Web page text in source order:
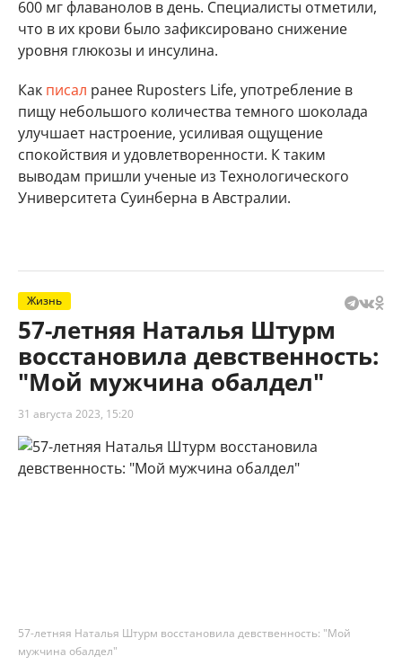
600 мг флаванолов в день. Специалисты отметили,
что в их крови было зафиксировано снижение
уровня глюкозы и инсулина.
Как писал ранее Ruposters Life, употребление в
пищу небольшого количества темного шоколада
улучшает настроение, усиливая ощущение
спокойствия и удовлетворенности. К таким
выводам пришли ученые из Технологического
Университета Суинберна в Австралии.
Жизнь
57-летняя Наталья Штурм
восстановила девственность:
"Мой мужчина обалдел"
31 августа 2023, 15:20
57-летняя Наталья Штурм восстановила девственность: "Мой
мужчина обалдел"